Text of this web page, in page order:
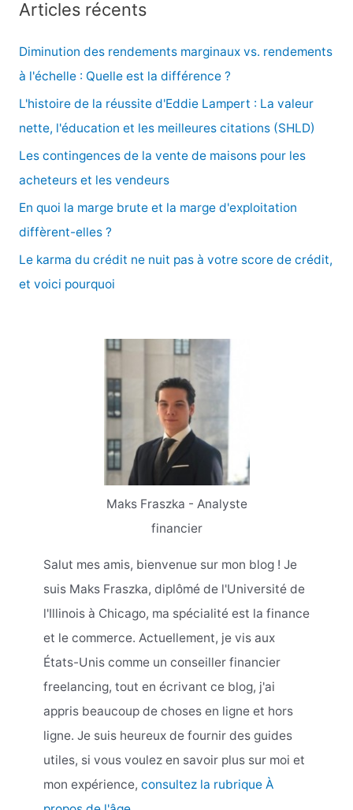
e
r
c
Articles récents
Diminution des rendements marginaux vs. rendements
à l'échelle : Quelle est la différence ?
L'histoire de la réussite d'Eddie Lampert : La valeur
nette, l'éducation et les meilleures citations (SHLD)
Les contingences de la vente de maisons pour les
acheteurs et les vendeurs
En quoi la marge brute et la marge d'exploitation
diffèrent-elles ?
Le karma du crédit ne nuit pas à votre score de crédit,
et voici pourquoi
Maks Fraszka - Analyste
financier
Salut mes amis, bienvenue sur mon blog ! Je
suis Maks Fraszka, diplômé de l'Université de
l'Illinois à Chicago, ma spécialité est la finance
et le commerce. Actuellement, je vis aux
États-Unis comme un conseiller financier
freelancing, tout en écrivant ce blog, j'ai
appris beaucoup de choses en ligne et hors
ligne. Je suis heureux de fournir des guides
utiles, si vous voulez en savoir plus sur moi et
mon expérience, consultez la rubrique À